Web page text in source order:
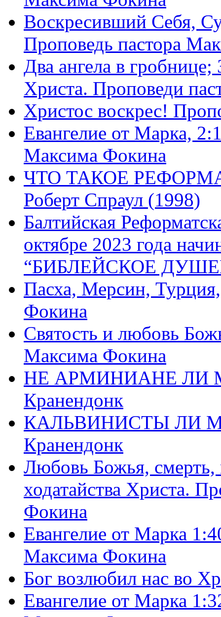
Воскресивший Себя,
Проповедь пастора
Два ангела в
Христа. Проповеди
Христос воскрес!
Евангелие от Марка,
Максима Фокина
ЧТО ТАКОЕ
Роберт Спраул (1998)
Балтийская
октябре 2023 года
“БИБЛЕЙСКОЕ
Пасха, Мерсин,
Фокина
Святость и любовь
Максима Фокина
НЕ АРМИНИАНЕ ЛИ
Кранендонк
КАЛЬВИНИСТЫ ЛИ
Кранендонк
Любовь Божья, смерть,
ходатайства Христа.
Фокина
Евангелие от Марка
Максима Фокина
Бог возлюбил нас во
Евангелие от Марка